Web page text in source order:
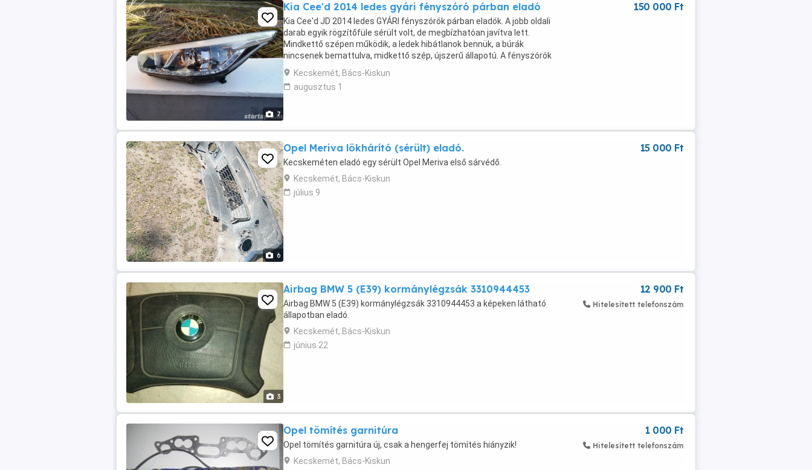
7
Kia Cee'd 2014 ledes gyári fényszóró párban eladó
Kia Cee'd JD 2014 ledes GYÁRI fényszórók párban eladók. A jobb oldali
darab egyik rögzítőfüle sérült volt, de megbízhatóan javítva lett.
Mindkettő szépen működik, a ledek hibátlanok bennük, a búrák
nincsenek bemattulva, midkettő szép, újszerű állapotú. A fényszórók
elsősorban csak párban eladók. Kérésre ...
Kecskemét, Bács-Kiskun
augusztus 1
150 000 Ft
6
Opel Meriva lökhárító (sérült) eladó.
Kecskeméten eladó egy sérült Opel Meriva első sárvédő.
Kecskemét, Bács-Kiskun
július 9
15 000 Ft
3
Airbag BMW 5 (E39) kormánylégzsák 3310944453
Airbag BMW 5 (E39) kormánylégzsák 3310944453 a képeken látható
állapotban eladó.
Kecskemét, Bács-Kiskun
június 22
12 900 Ft
Hitelesített telefonszám
Opel tömítés garnitúra
Opel tömítés garnitúra új, csak a hengerfej tömítés hiányzik!
Kecskemét, Bács-Kiskun
1 000 Ft
Hitelesített telefonszám